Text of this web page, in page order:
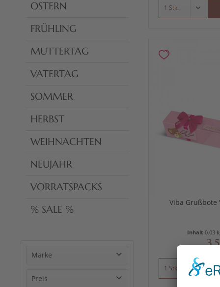
OSTERN
FRÜHLING
MUTTERTAG
VATERTAG
SOMMER
HERBST
WEIHNACHTEN
NEUJAHR
VORRATSPACKS
% SALE %
Marke
HUSSEL
Preis
Viba Grußbote
Inhalt 0.03